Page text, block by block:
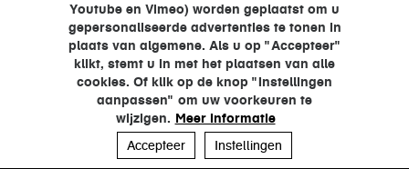
Youtube en Vimeo) worden geplaatst om u
gepersonaliseerde advertenties te tonen in
plaats van algemene. Als u op "Accepteer"
klikt, stemt u in met het plaatsen van alle
cookies. Of klik op de knop "Instellingen
aanpassen" om uw voorkeuren te
wijzigen. Meer informatie
Accepteer
Instellingen